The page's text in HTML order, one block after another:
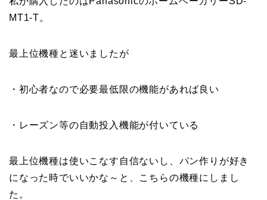
MT1-T。
最上位機種と迷いましたが
・初心者なので必要最低限の機能があれば良い
・レーズン等の自動投入機能が付いている
最上位機種は使いこなす自信ないし、パン作りが好き
になった時でいいかな～と、こちらの機種にしまし
た。